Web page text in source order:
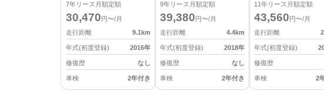
7年リース月額定額
30,470 円〜/月
走行距離
9.1km
年式(初度登録) 2016年
修復歴 なし
車検 2年付き
9年リース月額定額
39,380 円〜/月
走行距離
4.4km
年式(初度登録) 2018年
修復歴 なし
車検 2年付き
11年リース月額定額
43,560 円〜/月
走行距離
年式(初度登録)
修復歴
車検 2